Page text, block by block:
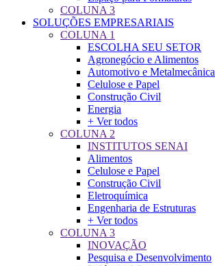
COLUNA 3
SOLUÇÕES EMPRESARIAIS
COLUNA 1
ESCOLHA SEU SETOR
Agronegócio e Alimentos
Automotivo e Metalmecânica
Celulose e Papel
Construção Civil
Energia
+ Ver todos
COLUNA 2
INSTITUTOS SENAI
Alimentos
Celulose e Papel
Construção Civil
Eletroquímica
Engenharia de Estruturas
+ Ver todos
COLUNA 3
INOVAÇÃO
Pesquisa e Desenvolvimento